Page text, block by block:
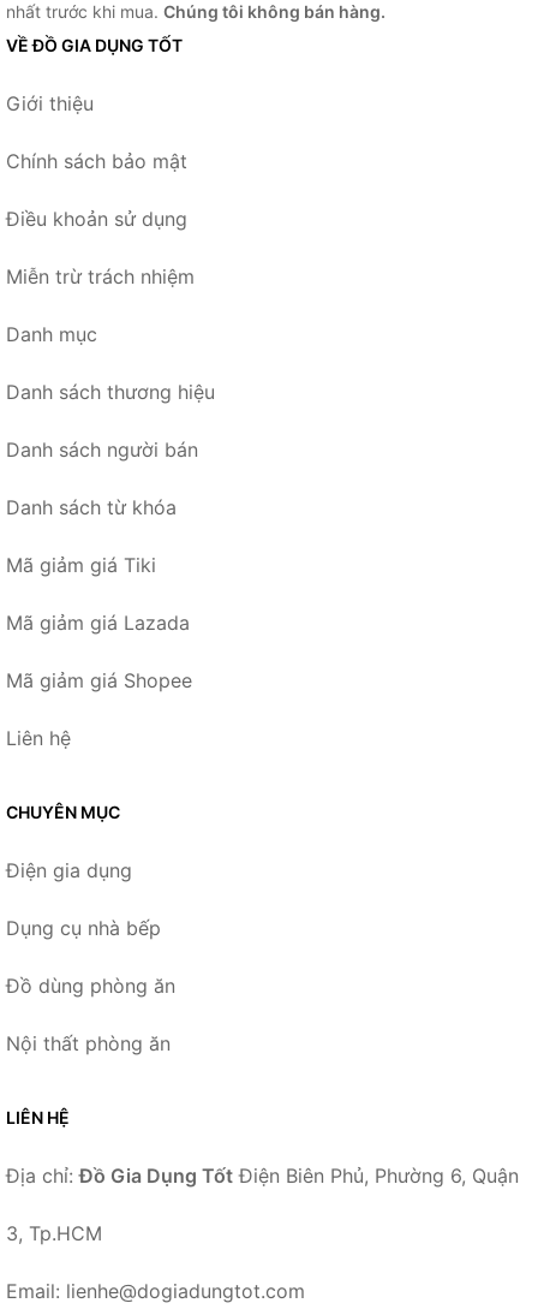
nhất trước khi mua. Chúng tôi không bán hàng.
VỀ ĐỒ GIA DỤNG TỐT
Giới thiệu
Chính sách bảo mật
Điều khoản sử dụng
Miễn trừ trách nhiệm
Danh mục
Danh sách thương hiệu
Danh sách người bán
Danh sách từ khóa
Mã giảm giá Tiki
Mã giảm giá Lazada
Mã giảm giá Shopee
Liên hệ
CHUYÊN MỤC
Điện gia dụng
Dụng cụ nhà bếp
Đồ dùng phòng ăn
Nội thất phòng ăn
LIÊN HỆ
Địa chỉ:Đồ Gia Dụng Tốt Điện Biên Phủ, Phường 6, Quận
3, Tp.HCM
Email: lienhe@dogiadungtot.com